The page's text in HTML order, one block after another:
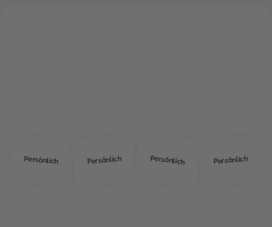
Persönlich Persönlich Persönlich Persönlich